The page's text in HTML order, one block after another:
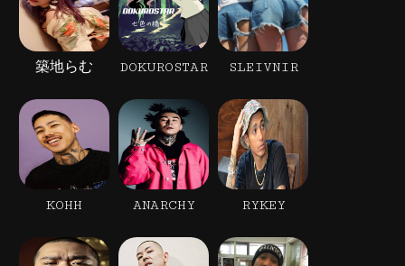
築地らむ DOKUROSTAR SLEIVNIR
KOHH ANARCHY RYKEY